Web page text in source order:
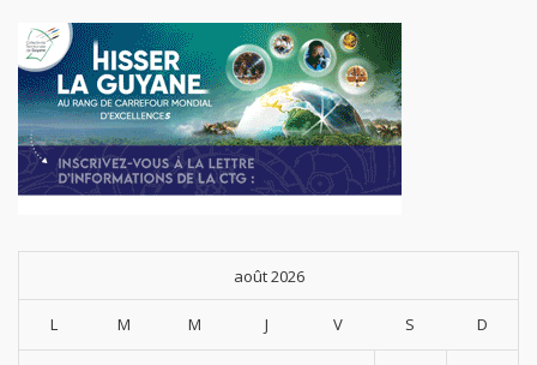
août 2026
L M M J V S D